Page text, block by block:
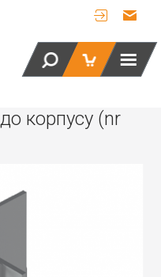
корпусу (nr